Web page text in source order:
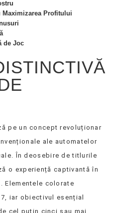
Maximizarea Profitului
de Joc
pe un concept revoluționar
ale automatelor
În deosebire de titlurile
o experiență captivantă în
Elementele colorate
iar obiectivul esențial
cel puțin cinci sau mai